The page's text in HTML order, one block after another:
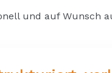
und auf Wunsch